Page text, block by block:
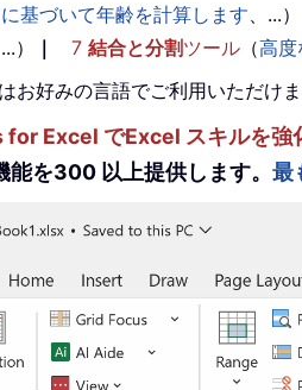
基づいて年齢を計算します、...）
） ｜ 7 結合と分割ツール （高度
お好みの言語でご利用いただけ
Excel でExcel スキルを強
能を300 以上提供します。 最